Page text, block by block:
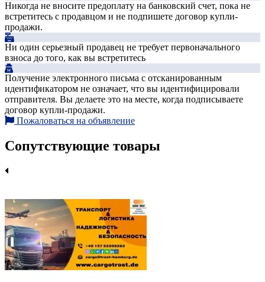
Никогда не вносите предоплату на банковский счет, пока не
встретитесь с продавцом и не подпишете договор купли-
продажи.
Ни один серьезный продавец не требует первоначального
взноса до того, как вы встретитесь
Получение электронного письма с отсканированным
идентификатором не означает, что вы идентифицировали
отправителя. Вы делаете это на месте, когда подписываете
договор купли-продажи.
Пожаловаться на объявление
Сопутствующие товары